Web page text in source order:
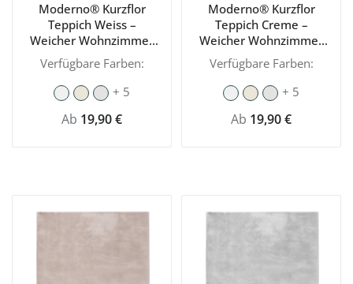
Moderno® Kurzflor
Teppich Weiss –
Weicher Wohnzimmer
Teppich, modern &
waschbar mit
rutschhemmender
Rückseite
Verfügbare Farben:
+ 5
Regulärer Preis:
Ab 19,90 €
Moderno® Kurzflor
Teppich Creme –
Weicher Wohnzimmer
Teppich, modern &
waschbar mit
rutschhemmender
Rückseite
Verfügbare Farben:
+ 5
Regulärer Preis:
Ab 19,90 €